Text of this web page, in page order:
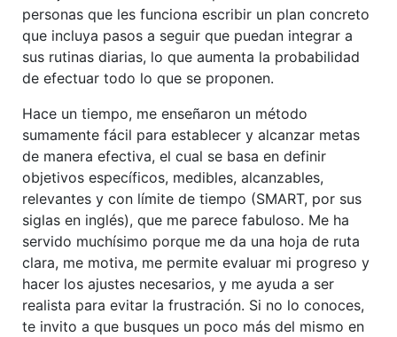
personas que les funciona escribir un plan concreto
que incluya pasos a seguir que puedan integrar a
sus rutinas diarias, lo que aumenta la probabilidad
de efectuar todo lo que se proponen.
Hace un tiempo, me enseñaron un método
sumamente fácil para establecer y alcanzar metas
de manera efectiva, el cual se basa en definir
objetivos específicos, medibles, alcanzables,
relevantes y con límite de tiempo (SMART, por sus
siglas en inglés), que me parece fabuloso. Me ha
servido muchísimo porque me da una hoja de ruta
clara, me motiva, me permite evaluar mi progreso y
hacer los ajustes necesarios, y me ayuda a ser
realista para evitar la frustración. Si no lo conoces,
te invito a que busques un poco más del mismo en